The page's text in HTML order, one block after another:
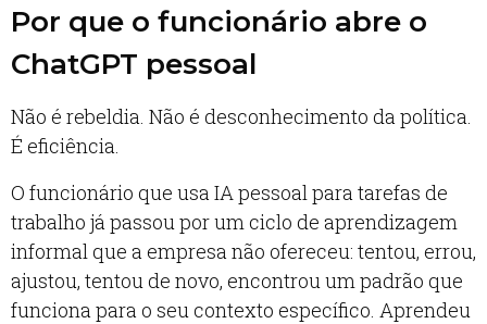
Por que o funcionário abre o
ChatGPT pessoal
Não é rebeldia. Não é desconhecimento da política.
É eficiência.
O funcionário que usa IA pessoal para tarefas de
trabalho já passou por um ciclo de aprendizagem
informal que a empresa não ofereceu: tentou, errou,
ajustou, tentou de novo, encontrou um padrão que
funciona para o seu contexto específico. Aprendeu